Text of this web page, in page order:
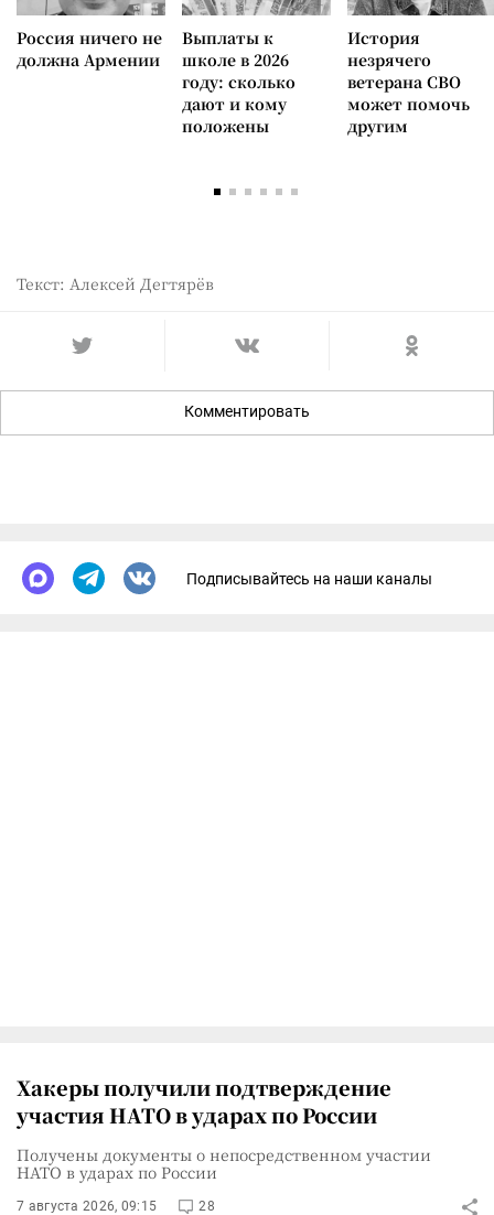
Россия ничего не
должна Армении
Выплаты к
школе в 2026
году: сколько
дают и кому
положены
История
незрячего
ветерана СВО
может помочь
другим
Текст: Алексей Дегтярёв
Комментировать
Подписывайтесь на наши каналы
Хакеры получили подтверждение
участия НАТО в ударах по России
Получены документы о непосредственном участии
НАТО в ударах по России
7 августа 2026, 09:15 28